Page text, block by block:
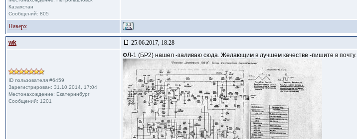
Казахстан
Сообщений: 805
Наверх
wk 25.06.2017, 18:28
ID пользователя #6459
Зарегистрирован: 31.10.2014, 17:04
Местонахождение: Екатеринбург
Сообщений: 1201
ФЛ-1 (БР2) нашел -заливаю сюда. Желающим в лучшем качестве -пишите в почту.